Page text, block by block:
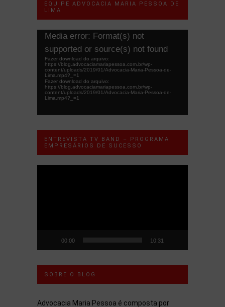
EQUIPE ADVOCACIA MARIA PESSOA DE
LIMA
Tocador
vídeo
Media error: Format(s) not
supported or source(s) not found
Fazer download do arquivo:
https://blog.advocaciamariapessoa.com.br/wp-
content/uploads/2019/01/Advocacia-Maria-Pessoa-de-
Lima.mp4?_=1
Fazer download do arquivo:
https://blog.advocaciamariapessoa.com.br/wp-
content/uploads/2019/01/Advocacia-Maria-Pessoa-de-
Lima.mp4?_=1
ENTREVISTA TV BAND – PROGRAMA
EMPRESÁRIOS DE SUCESSO
00:00 10:31
SOBRE O BLOG
Advocacia Maria Pessoa é composta por